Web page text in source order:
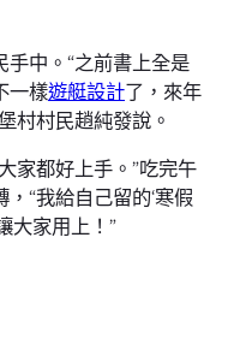
中。“之前書上全是
一樣遊艇設計了，來年
村村民趙純發說。
家都好上手。”吃完午
“我給自己留的‘寒假
大家用上！”